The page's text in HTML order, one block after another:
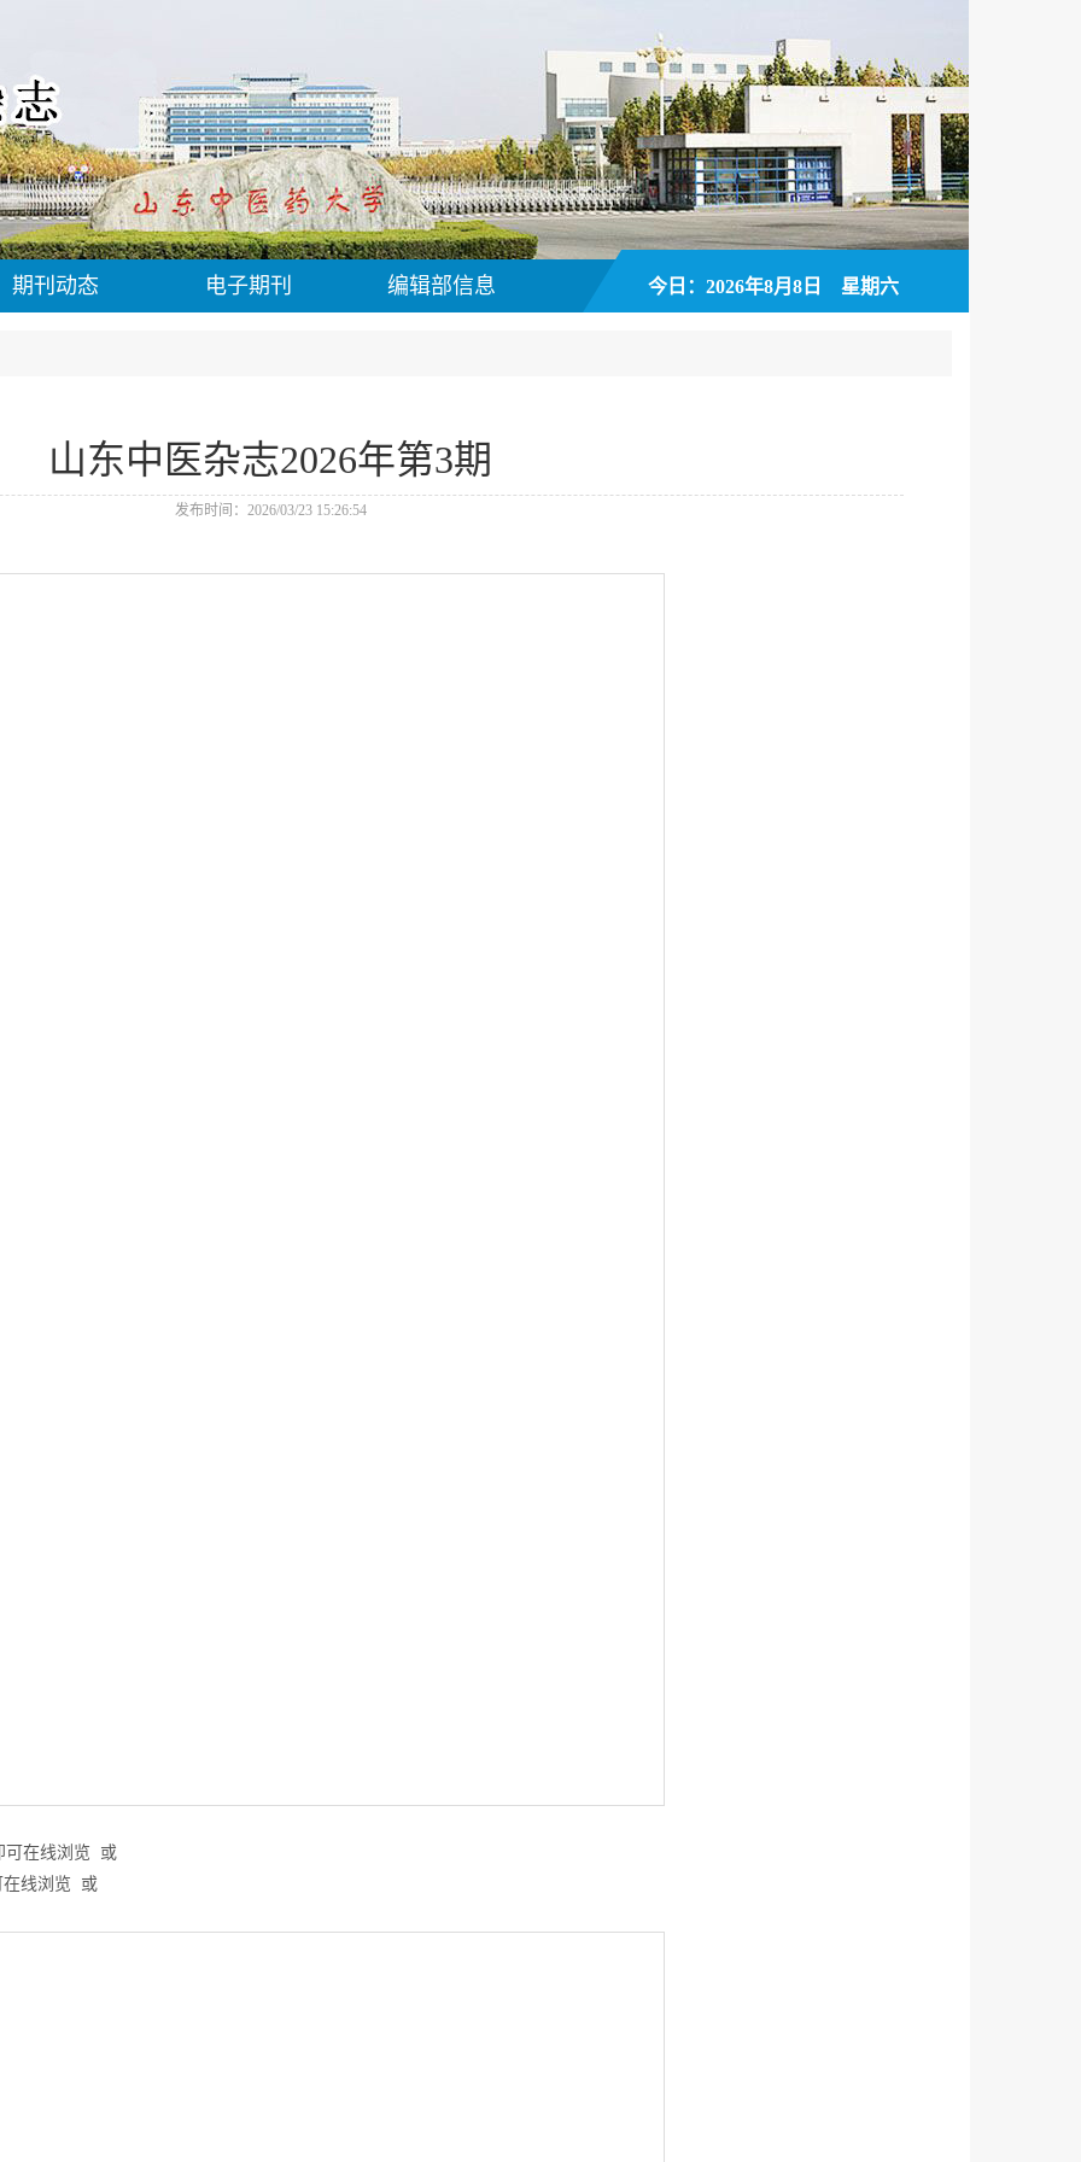
期刊动态 电子期刊 编辑部信息 今日：2026年8月8日 星期六
山东中医杂志2026年第3期
发布时间：2026/03/23 15:26:54
可在线浏览 或
在线浏览 或